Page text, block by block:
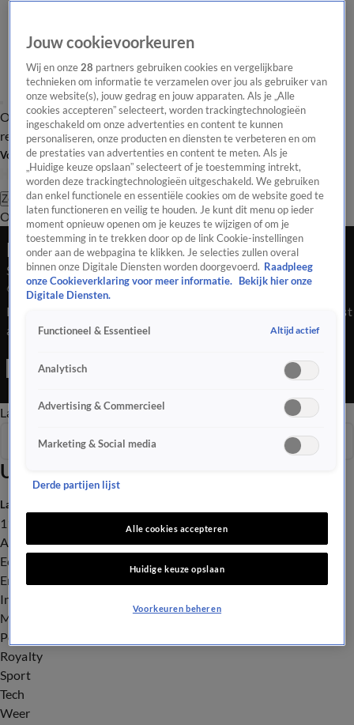
Overzicht Laatste nieuws Regionieuws Het beste van Hart
Tip de
redactie
Volg Hart van Nederland
Zoeken
OverzichtRegioUitzendingenWeerTip de redactiePanelVideo's
Late Editie
Seizoen 2026, aflevering 37
6 feb, 22:40
Een referendum moet burgers meer inspraak geven over komst
azc. Profclub waarschuwt fans voor online gokken op
en hun ouders zitten klaar voor de eerste races.
Late EditieOchtend EditieVroege Editie
Uitzendingen
Seizoen 2026
Laatste nieuws
112
Advies & Tips
Economie
Entertainment
Infrastructuur
Milieu en Gezondheid
Politiek
Royalty
Sport
Tech
Weer
Jouw cookievoorkeuren
Wij en onze28 partners gebruiken cookies en vergelijkbare
technieken om informatie te verzamelen over jou als gebruiker van
onze website(s), jouw gedrag en jouw apparaten. Als je „Alle
cookies accepteren” selecteert, worden trackingtechnologieën
ingeschakeld om onze advertenties en content te kunnen
personaliseren, onze producten en diensten te verbeteren en om
de prestaties van advertenties en content te meten. Als je
„Huidige keuze opslaan” selecteert of je toestemming intrekt,
worden deze trackingtechnologieën uitgeschakeld. We gebruiken
dan enkel functionele en essentiële cookies om de website goed te
laten functioneren en veilig te houden. Je kunt dit menu op ieder
moment opnieuw openen om je keuzes te wijzigen of om je
toestemming in te trekken door op de link Cookie-instellingen
onder aan de webpagina te klikken. Je selecties zullen overal
binnen onze Digitale Diensten worden doorgevoerd. Raadpleeg
onze Cookieverklaring voor meer informatie.
Bekijk hier onze
Digitale Diensten.
Functioneel & Essentieel Altijd actief
Analytisch
Advertising & Commercieel
Marketing & Social media
Derde partijen lijst
Alle cookies accepteren
Huidige keuze opslaan
Voorkeuren beheren